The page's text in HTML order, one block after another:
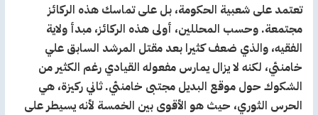
تعتمد على شعبية الحكومة، بل على تماسك هذه الركائز
مجتمعة. وحسب المحللين، أولى هذه الركائز، مبدأ ولاية
الفقيه، والذي ضعف كثيرا بعد مقتل المرشد السابق علي
خامنئي، لكنه لا يزال يمارس مفعوله القيادي رغم الكثير من
الشكوك حول موقع البديل مجتبى خامنئي. ثاني ركيزة، هي
الحرس الثوري، حيث هو الأقوى بين الخمسة لأنه يسيطر على